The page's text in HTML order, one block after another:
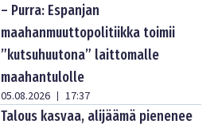
– Purra: Espanjan
maahanmuuttopolitiikka toimii
”kutsuhuutona” laittomalle
maahantulolle
05.08.2026 | 17:37
Talous kasvaa, alijäämä pienenee